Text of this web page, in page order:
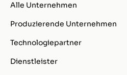
Alle Unternehmen
Produzierende Unternehmen
Technologiepartner
Dienstleister